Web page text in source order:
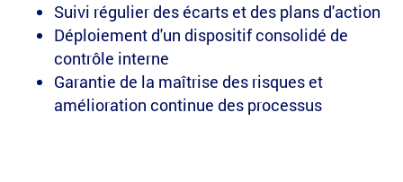
Suivi régulier des écarts et des plans d'action
Déploiement d'un dispositif consolidé de
contrôle interne
Garantie de la maîtrise des risques et
amélioration continue des processus